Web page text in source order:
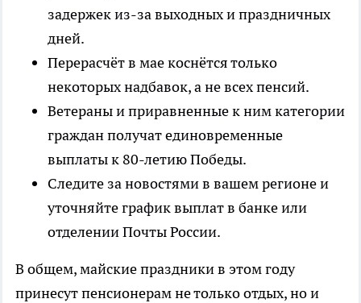
задержек из-за выходных и праздничных
дней.
Перерасчёт в мае коснётся только
некоторых надбавок, а не всех пенсий.
Ветераны и приравненные к ним категории
граждан получат единовременные
выплаты к 80-летию Победы.
Следите за новостями в вашем регионе и
уточняйте график выплат в банке или
отделении Почты России.
В общем, майские праздники в этом году
принесут пенсионерам не только отдых, но и